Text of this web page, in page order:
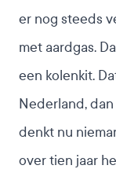
er nog steeds
met aardgas.
een kolenkit.
Nederland,
denkt nu
over tien jaar